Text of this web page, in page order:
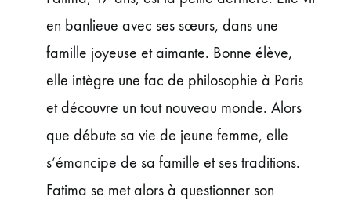
en banlieue avec ses sœurs, dans une
famille joyeuse et aimante. Bonne élève,
elle intègre une fac de philosophie à Paris
et découvre un tout nouveau monde. Alors
que débute sa vie de jeune femme, elle
s’émancipe de sa famille et ses traditions.
Fatima se met alors à questionner son